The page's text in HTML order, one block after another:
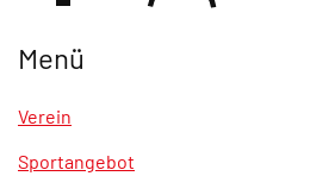
Menü
Verein
Sportangebot